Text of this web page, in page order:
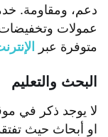
دعم، ومقاومة.
عمولات وتخفيضات
متوفرة عبر
البحث والتعليم
لا يوجد ذكر في
او أبحاث حيث